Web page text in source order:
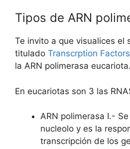
Tipos de ARN
Te invito a que visualices el
titulado Transcrption Factors
la ARN polimerasa eucariota.
En eucariotas son 3 las
ARN polimerasa I.-
nucleolo y es la
transcripción de los